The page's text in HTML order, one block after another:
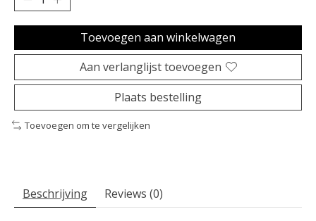
Toevoegen aan winkelwagen
Aan verlanglijst toevoegen
Plaats bestelling
Toevoegen om te vergelijken
Beschrijving Reviews (0)